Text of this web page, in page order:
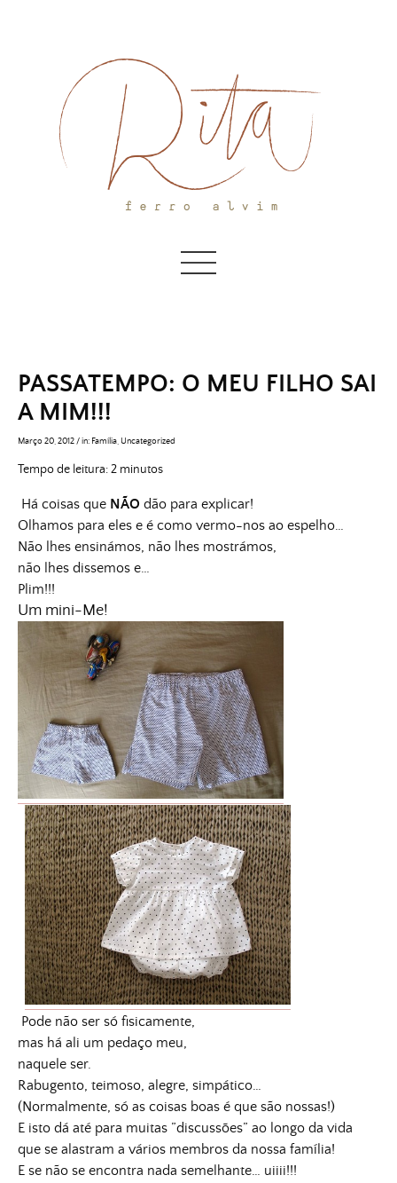
PASSATEMPO: O MEU FILHO SAI
A MIM!!!
Março 20, 2012/in: Família Uncategorized
Tempo de leitura:2 minutos
Há coisas que NÃO dão para explicar!
Olhamos para eles e é como vermo-nos ao espelho…
Não lhes ensinámos, não lhes mostrámos,
não lhes dissemos e…
Plim!!!
Um mini-Me!
Pode não ser só fisicamente,
mas há ali um pedaço meu,
naquele ser.
Rabugento, teimoso, alegre, simpático…
(Normalmente, só as coisas boas é que são nossas!)
E isto dá até para muitas ”discussões” ao longo da vida
que se alastram a vários membros da nossa família!
E se não se encontra nada semelhante… uiiii!!!